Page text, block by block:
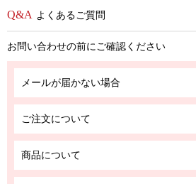
よくあるご質問
お問い合わせの前にご確認ください
メールが届かない場合
ご注文について
商品について